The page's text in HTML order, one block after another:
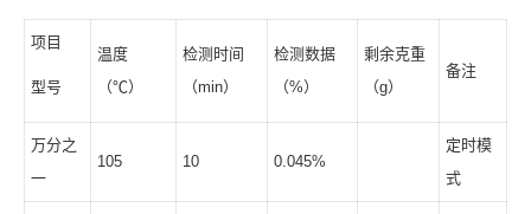
项目
型号
温度
（℃）
检测时间
（min）
检测数据
（%）
剩余克重
（g）
备注
万分之
一
105 10 0.045%
定时模
式